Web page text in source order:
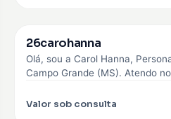
26carohanna
Olá, sou a Carol Hanna,
Campo Grande (MS). Atendo
Valor sob consulta